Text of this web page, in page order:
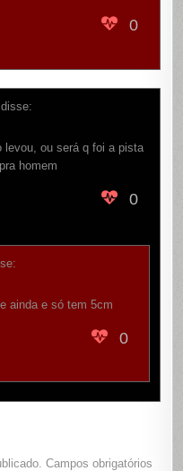
0
disse:
levou, ou será q foi a pista
homem
0
ainda e só tem 5cm
0
Campos obrigatórios